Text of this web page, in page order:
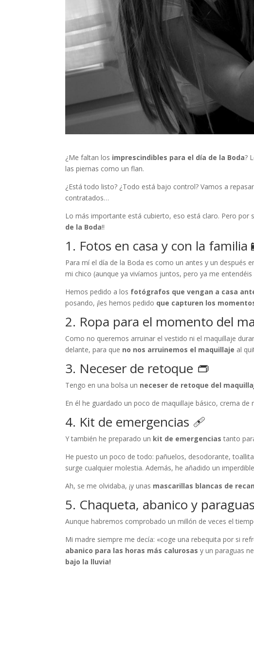
¿Me faltan los imprescindibles para el día de la Boda?
las piernas como un flan.
¿Está todo listo? ¿Todo está bajo control? Vamos a
contratados…
Lo más importante está cubierto, eso está claro. Pero por
de la Boda!!
1. Fotos en casa y con la familia
Para mí el día de la Boda es como un antes y un después
mi chico (aunque ya vivíamos juntos, pero ya me entendéis
Hemos pedido a los fotógrafos que vengan a casa
posando, ¡les hemos pedido que capturen los
2. Ropa para el momento del
Como no queremos arruinar el vestido ni el maquillaje
delante, para que no nos arruinemos el maquillaje al
3. Neceser de retoque 👝
Tengo en una bolsa un neceser de retoque del
En él he guardado un poco de maquillaje básico, crema
4. Kit de emergencias 🩹
Y también he preparado un kit de emergenciastanto
He puesto un poco de todo: pañuelos, desodorante,
surge cualquier molestia. Además, he añadido un
Ah, se me olvidaba, ¡y unas mascarillas blancas de
5. Chaqueta, abanico y
Aunque habremos comprobado un millón de veces el
Mi madre siempre me decía: «coge una rebequita por si
abanico para las horas más calurosasy un paraguas
bajo la lluvia!